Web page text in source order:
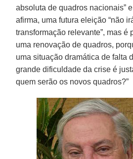
absoluta de quadros nacionais”
afirma, uma futura eleição “não
transformação relevante”, mas é
uma renovação de quadros,
uma situação dramática de falta
grande dificuldade da crise é
quem serão os novos quadros?”